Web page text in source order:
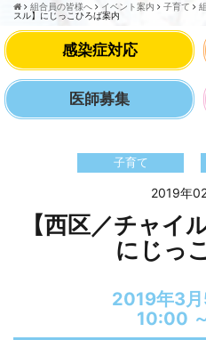
組合員の皆様へ イベント案内 子育て
スル】にじっこひろば案内
感染症対応
医師募集
子育て
2019年
【西区／チャイ
にじっ
2019年3月
10:00